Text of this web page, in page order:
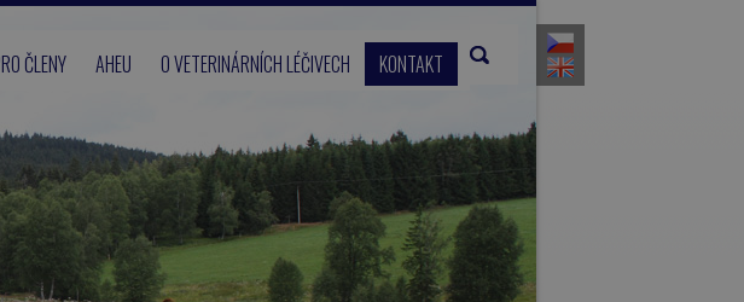
VYHLEDÁVÁNÍ
ČLENY AHEU O VETERINÁRNÍCH LÉČIVECH KONTAKT
JAZYKY